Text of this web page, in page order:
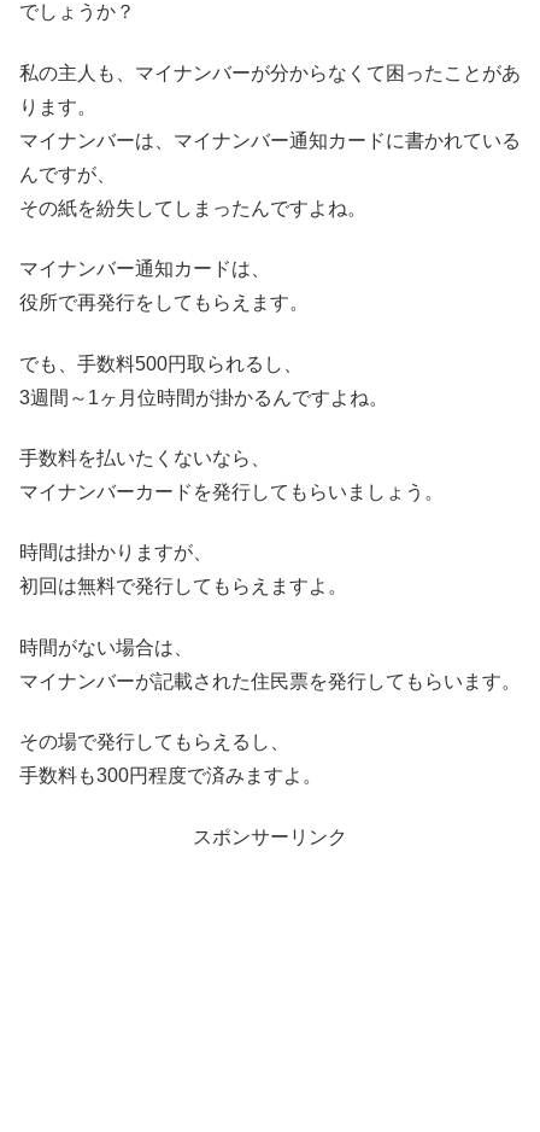
でしょうか？
私の主人も、マイナンバーが分からなくて困ったことがあ
ります。
マイナンバーは、 マイナンバー通知カードに書かれている
んですが、
その紙を紛失してしまったんですよね。
マイナンバー通知カードは、
役所で再発行をしてもらえます。
でも、手数料500円取られるし、
3週間～1ヶ月位時間が掛かるんですよね。
手数料を払いたくないなら、
マイナンバーカードを発行してもらいましょう。
時間は掛かりますが、
初回は無料で発行してもらえますよ。
時間がない場合は、
マイナンバーが記載された住民票を発行してもらいます。
その場で発行してもらえるし、
手数料も300円程度で済みますよ。
スポンサーリンク